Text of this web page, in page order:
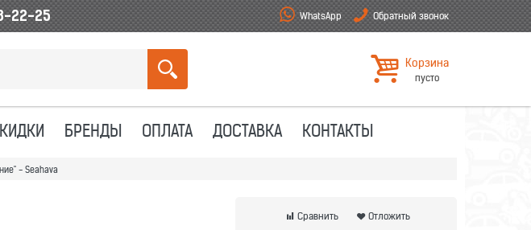
22-25 WhatsApp Обратный звонок
Корзина
пусто
БРЕНДЫ ОПЛАТА ДОСТАВКА КОНТАКТЫ
- Seahava
Сравнить Отложить